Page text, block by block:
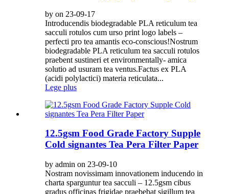
by on 23-09-17
Introducendis biodegradable PLA reticulum tea
sacculi rotulos cum urso print logo labels –
perfecti pro tea amantis eco-conscious!Nostrum
biodegradable PLA reticulum tea sacculi rotulos
praebent sustineri et environmentally- amica
solutio ad usuram tea ventus.Factus ex PLA
(acidi polylactici) materia reticulata...
Lege plus
12.5gsm Food Grade Factory Supple
Cold signantes Tea Pera Filter Paper
by admin on 23-09-10
Nostram novissimam innovationem inducendo in
charta sparguntur tea sacculi – 12.5gsm cibus
gradus officinas frigidae praebebat sigillum tea